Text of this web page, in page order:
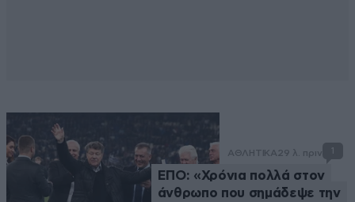
ΑΘΛΗΤΙΚΑ 29 λ. πριν 1
ΕΠΟ: «Χρόνια πολλά στον
άνθρωπο που σημάδεψε την